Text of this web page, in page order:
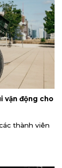
vận động cho
thành viên